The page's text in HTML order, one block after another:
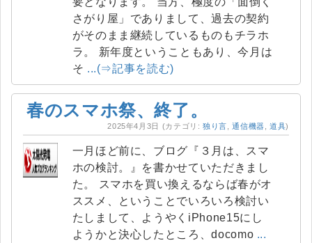
さがり屋」でありまして、過去の契約
がそのまま継続しているものもチラホ
ラ。 新年度ということもあり、今月は
そ ...(⇒記事を読む)
春のスマホ祭、終了。
2025年4月3日 (カテゴリ:独り言 ,通信機器 ,道具)
一月ほど前に、ブログ『３月は、スマ
ホの検討。』を書かせていただきまし
た。 スマホを買い換えるならば春がオ
ススメ、ということでいろいろ検討い
たしまして、ようやくiPhone15にし
ようかと決心したところ、docomo ...